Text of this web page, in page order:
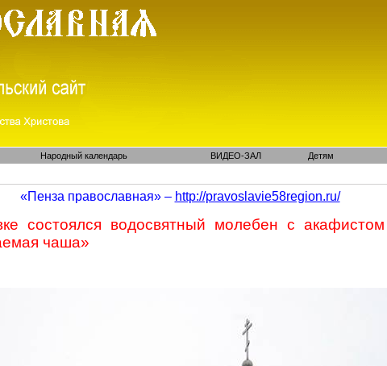
Народный календарь ВИДЕО-ЗАЛ Детям
«Пенза православная» – http://pravoslavie58region.ru/
состоялся водосвятный молебен с акафистом
чаша»